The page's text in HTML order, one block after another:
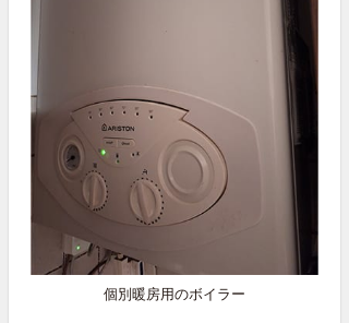
個別暖房用のボイラー